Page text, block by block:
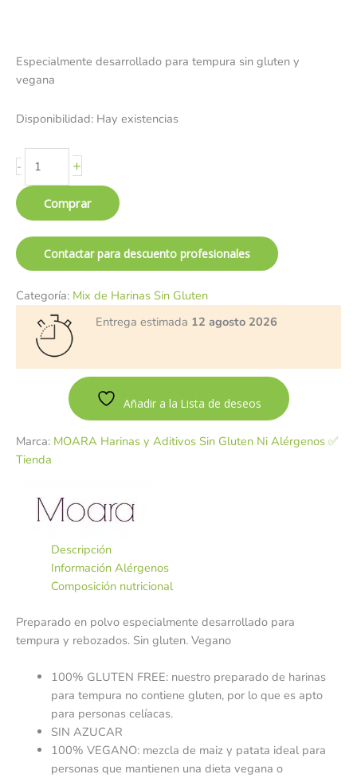
Especialmente desarrollado para tempura sin gluten y
vegana
Disponibilidad: Hay existencias
- +
Comprar
Contactar para descuento profesionales
Categoría: Mix de Harinas Sin Gluten
Entrega estimada 12 agosto 2026
Añadir a la Lista de deseos
Marca: MOARA Harinas y Aditivos Sin Gluten Ni Alérgenos ✅
Tienda
Descripción
Información Alérgenos
Composición nutricional
Preparado en polvo especialmente desarrollado para
tempura y rebozados. Sin gluten. Vegano
100% GLUTEN FREE: nuestro preparado de harinas
para tempura no contiene gluten, por lo que es apto
para personas celíacas.
SIN AZUCAR
100% VEGANO: mezcla de maiz y patata ideal para
personas que mantienen una dieta vegana o